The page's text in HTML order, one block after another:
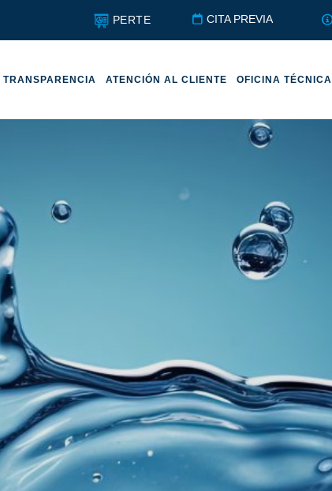
PERTE CITA PREVIA
TRANSPARENCIA ATENCIÓN AL CLIENTE OFICINA TÉCNICA